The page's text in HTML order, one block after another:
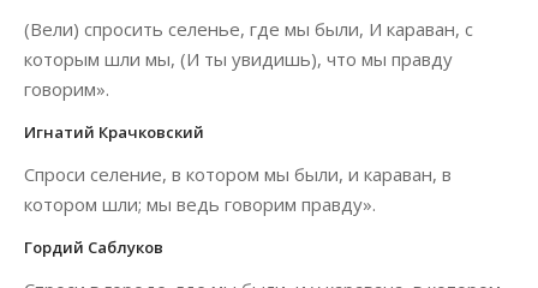
(Вели) спросить селенье, где мы были, И караван, с
которым шли мы, (И ты увидишь), что мы правду
говорим».
Игнатий Крачковский
Спроси селение, в котором мы были, и караван, в
котором шли; мы ведь говорим правду».
Гордий Саблуков